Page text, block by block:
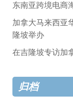
东南亚跨境电商
加拿大马来西亚
隆坡举办
在吉隆坡专访加
归档